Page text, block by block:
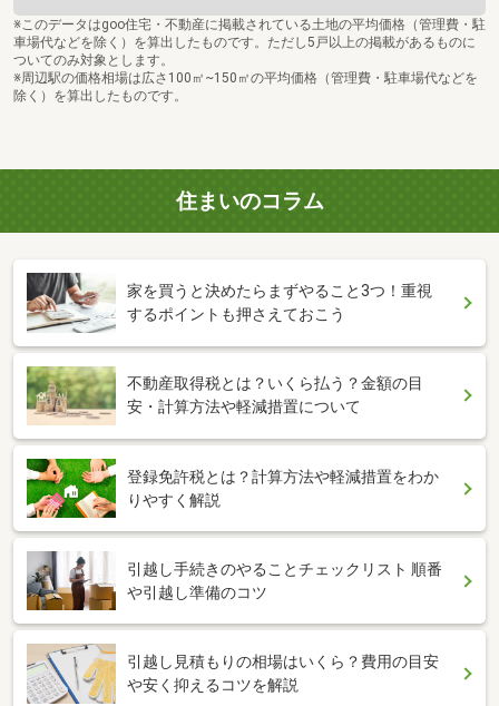
※このデータはgoo住宅・不動産に掲載されている土地の平均価格（管理費・駐
車場代などを除く）を算出したものです。ただし5戸以上の掲載があるものに
ついてのみ対象とします。
※周辺駅の価格相場は広さ100㎡~150㎡の平均価格（管理費・駐車場代などを
除く）を算出したものです。
住まいのコラム
家を買うと決めたらまずやること3つ！重視
するポイントも押さえておこう
不動産取得税とは？いくら払う？金額の目
安・計算方法や軽減措置について
登録免許税とは？計算方法や軽減措置をわか
りやすく解説
引越し手続きのやることチェックリスト 順番
や引越し準備のコツ
引越し見積もりの相場はいくら？費用の目安
や安く抑えるコツを解説